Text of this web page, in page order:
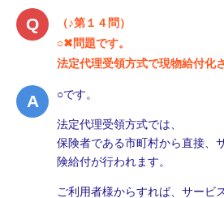
（♪第１４問）
○✖問題です。
法定代理受領方式で現物給付化
○です。
法定代理受領方式では、
保険者である市町村から直接、
険給付が行われます。
ご利用者様からすれば、サービ